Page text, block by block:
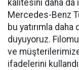
kalitesini daha da
Mercedes-Benz
bu yatırımla
duyuyoruz.
ve müşterilerimize
ifadelerini